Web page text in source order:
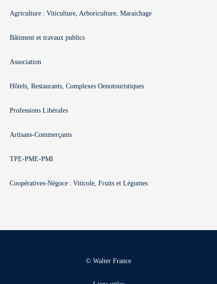
Agriculture : Viticulture, Arboriculture, Maraichage
Bâtiment et travaux publics
Association
Hôtels, Restaurants, Complexes Oenotouristiques
Professions Libérales
Artisans-Commerçants
TPE-PME-PMI
Coopératives-Négoce : Viticole, Fruits et Légumes
© Walter France